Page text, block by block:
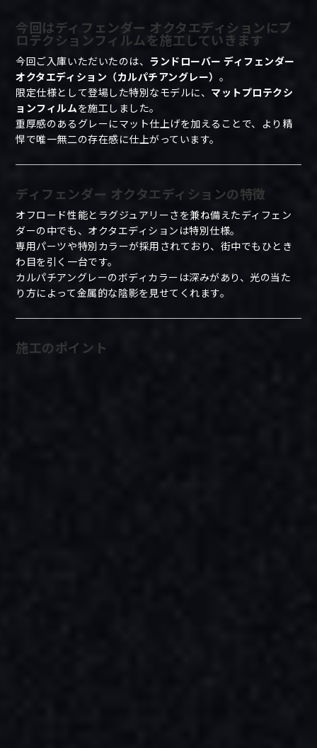
今回はディフェンダー オクタエディションにプ
ロテクションフィルムを施工していきます
今回ご入庫いただいたのは、 ランドローバー ディフェンダー
オクタエディション（カルパチアングレー） 。
限定仕様として登場した特別なモデルに、 マットプロテクシ
ョンフィルムを施工しました。
重厚感のあるグレーにマット仕上げを加えることで、より精
悍で唯一無二の存在感に仕上がっています。
ディフェンダー オクタエディションの特徴
オフロード性能とラグジュアリーさを兼ね備えたディフェン
ダーの中でも、オクタエディションは特別仕様。
専用パーツや特別カラーが採用されており、街中でもひとき
わ目を引く一台です。
カルパチアングレーのボディカラーは深みがあり、光の当た
り方によって金属的な陰影を見せてくれます。
施工のポイント